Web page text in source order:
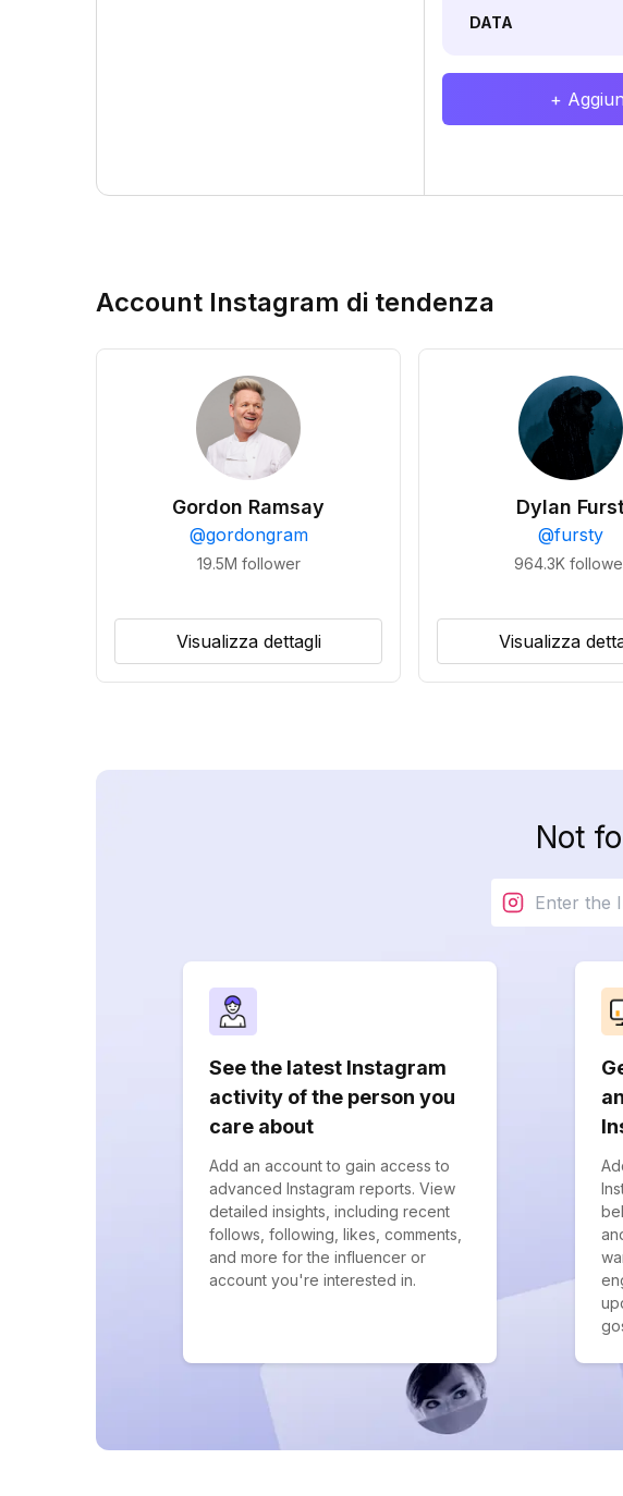
DATA
+
Account Instagram di tendenza
Gordon Ramsay
@gordongram
19.5M follower
Visualizza dettagli
Dylan Furst
@fursty
964.3K
Visualizza
Not
See the latest Instagram
activity of the person you
care about
Add an account to gain access to
advanced Instagram reports. View
detailed insights, including recent
follows, following, likes, comments,
and more for the influencer or
account you're interested in.